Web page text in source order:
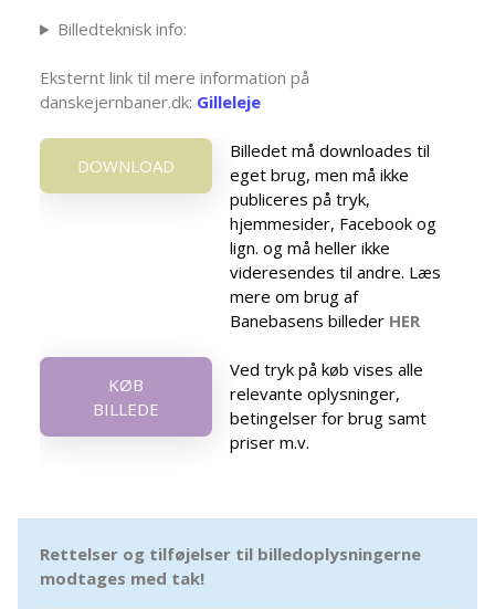
Billedteknisk info:
Eksternt link til mere information på
danskejernbaner.dk: Gilleleje
DOWNLOAD
Billedet må downloades til
eget brug, men må ikke
publiceres på tryk,
hjemmesider, Facebook og
lign. og må heller ikke
videresendes til andre. Læs
mere om brug af
Banebasens billeder HER
KØB
BILLEDE
Ved tryk på køb vises alle
relevante oplysninger,
betingelser for brug samt
priser m.v.
Rettelser og tilføjelser til billedoplysningerne
modtages med tak!